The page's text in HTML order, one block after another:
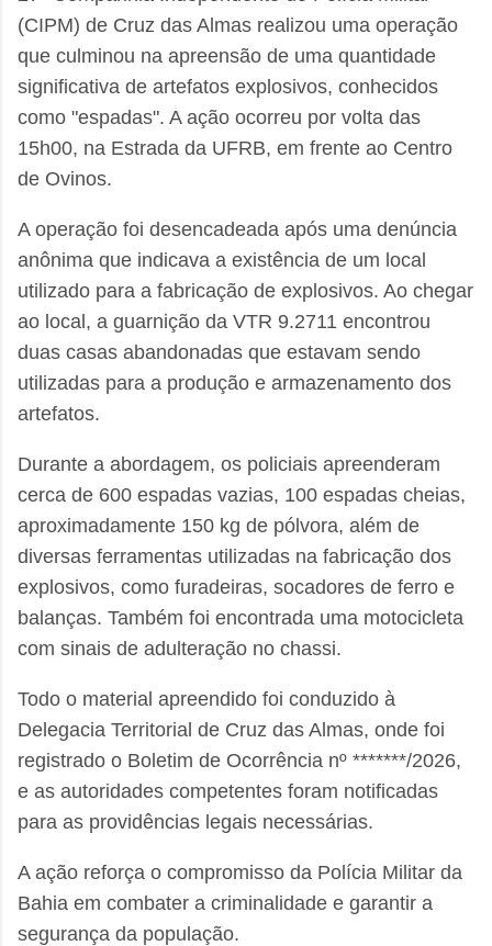
(CIPM) de Cruz das Almas realizou uma operação
que culminou na apreensão de uma quantidade
significativa de artefatos explosivos, conhecidos
como "espadas". A ação ocorreu por volta das
15h00, na Estrada da UFRB, em frente ao Centro
de Ovinos.
A operação foi desencadeada após uma denúncia
anônima que indicava a existência de um local
utilizado para a fabricação de explosivos. Ao chegar
ao local, a guarnição da VTR 9.2711 encontrou
duas casas abandonadas que estavam sendo
utilizadas para a produção e armazenamento dos
artefatos.
Durante a abordagem, os policiais apreenderam
cerca de 600 espadas vazias, 100 espadas cheias,
aproximadamente 150 kg de pólvora, além de
diversas ferramentas utilizadas na fabricação dos
explosivos, como furadeiras, socadores de ferro e
balanças. Também foi encontrada uma motocicleta
com sinais de adulteração no chassi.
Todo o material apreendido foi conduzido à
Delegacia Territorial de Cruz das Almas, onde foi
registrado o Boletim de Ocorrência nº *******/2026,
e as autoridades competentes foram notificadas
para as providências legais necessárias.
A ação reforça o compromisso da Polícia Militar da
Bahia em combater a criminalidade e garantir a
segurança da população.